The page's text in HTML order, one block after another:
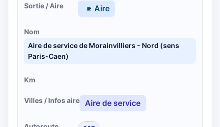
Aire
Aire de service de Morainvilliers - Nord (sens
Paris-Caen)
Aire de service